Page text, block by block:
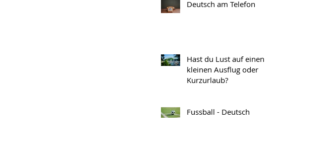
Deutsch am Telefon
Hast du Lust auf einen
kleinen Ausflug oder
Kurzurlaub?
Fussball - Deutsch